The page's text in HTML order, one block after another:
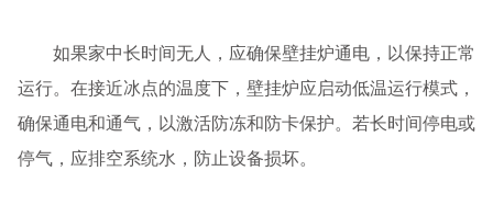
如果家中长时间无人，应确保壁挂炉通电，以保持正常
运行。在接近冰点的温度下，壁挂炉应启动低温运行模式，
确保通电和通气，以激活防冻和防卡保护。若长时间停电或
停气，应排空系统水，防止设备损坏。